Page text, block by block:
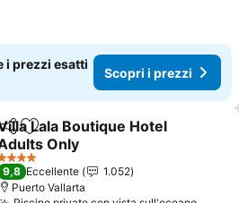
i prezzi esatti
Scopri i prezzi
CondividiAggiungi ai preferiti
Lala Boutique Hotel
Only
Stelle
9,8 Eccellente
1.052
Puerto Vallarta